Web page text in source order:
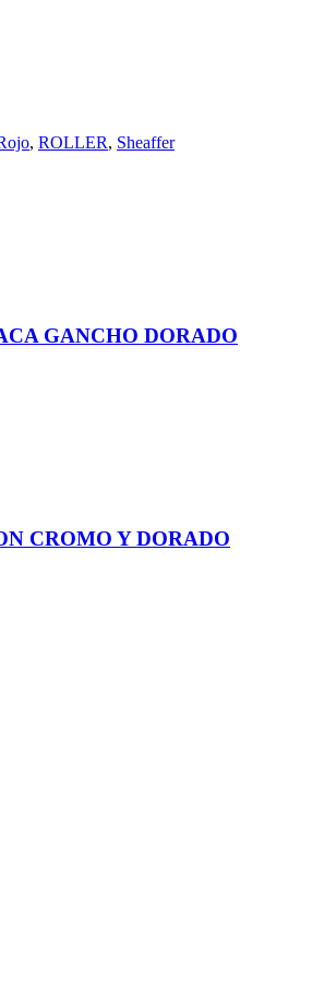
, ROLLER, Sheaffer
GANCHO DORADO
CROMO Y DORADO